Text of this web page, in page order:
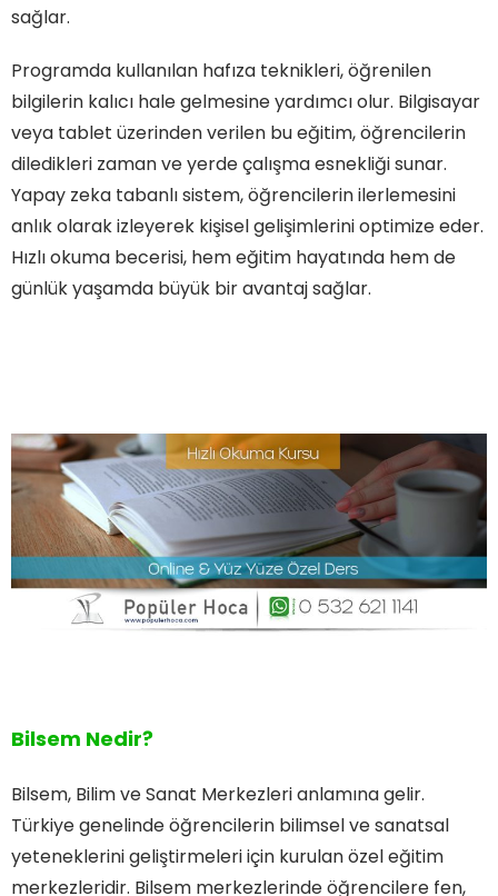
sağlar.
Programda kullanılan hafıza teknikleri, öğrenilen
bilgilerin kalıcı hale gelmesine yardımcı olur. Bilgisayar
veya tablet üzerinden verilen bu eğitim, öğrencilerin
diledikleri zaman ve yerde çalışma esnekliği sunar.
Yapay zeka tabanlı sistem, öğrencilerin ilerlemesini
anlık olarak izleyerek kişisel gelişimlerini optimize eder.
Hızlı okuma becerisi, hem eğitim hayatında hem de
günlük yaşamda büyük bir avantaj sağlar.
Bilsem Nedir?
Bilsem, Bilim ve Sanat Merkezleri anlamına gelir.
Türkiye genelinde öğrencilerin bilimsel ve sanatsal
yeteneklerini geliştirmeleri için kurulan özel eğitim
merkezleridir. Bilsem merkezlerinde öğrencilere fen,